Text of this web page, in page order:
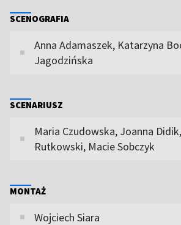
SCENOGRAFIA
Anna Adamaszek, Katarzyna
Jagodzińska
SCENARIUSZ
Maria Czudowska, Joanna
Rutkowski, Macie Sobczyk
MONTAŻ
Wojciech Siara